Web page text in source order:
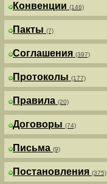
Конвенции (146)
Пакты (7)
Соглашения (397)
Протоколы (177)
Правила (20)
Договоры (74)
Письма (9)
Постановления (375)